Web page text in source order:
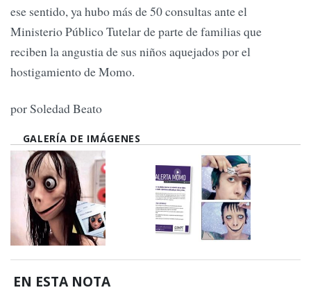
ese sentido, ya hubo más de 50 consultas ante el
Ministerio Público Tutelar de parte de familias que
reciben la angustia de sus niños aquejados por el
hostigamiento de Momo.
por Soledad Beato
GALERÍA DE IMÁGENES
EN ESTA NOTA